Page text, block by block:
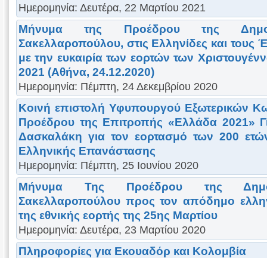
Ημερομηνία: Δευτέρα, 22 Μαρτίου 2021
Μήνυμα της Προέδρου της
Σακελλαροπούλου, στις Ελληνίδες και τους
με την ευκαιρία των εορτών των
2021 (Αθήνα, 24.12.2020)
Ημερομηνία: Πέμπτη, 24 Δεκεμβρίου 2020
Κοινή επιστολή Υφυπουργού Εξωτερικών
Προέδρου της Επιτροπής «Ελλάδα 2021»
Δασκαλάκη για τον εορτασμό των 200
Ελληνικής Επανάστασης
Ημερομηνία: Πέμπτη, 25 Ιουνίου 2020
Μήνυμα Της Προέδρου της
Σακελλαροπούλου προς τον απόδημο
της εθνικής εορτής της 25ης Μαρτίου
Ημερομηνία: Δευτέρα, 23 Μαρτίου 2020
Πληροφορίες για Εκουαδόρ και Κολομβία